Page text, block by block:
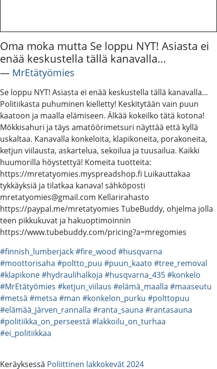
Oma moka mutta Se loppu NYT! Asiasta ei
enää keskustella tällä kanavalla...
― MrEtätyömies
Se loppu NYT! Asiasta ei enää keskustella tällä kanavalla...
Politiikasta puhuminen kielletty! Keskitytään vain puun
kaatoon ja maalla elämiseen. Älkää kokeilko tätä kotona!
Mökkisahuri ja täys amatöörimetsuri näyttää että kyllä
uskaltaa. Kanavalla konkeloita, klapikoneita, porakoneita,
ketjun viilausta, askartelua, sekoilua ja tuusailua. Kaikki
huumorilla höystettyä! Komeita tuotteita:
https://mretatyomies.myspreadshop.fi Luikauttakaa
tykkäyksiä ja tilatkaa kanava! sähköposti
mretatyomies@gmail.com Kellarirahasto
https://paypal.me/mretatyomies TubeBuddy, ohjelma jolla
teen pikkukuvat ja hakuoptimoinnin
https://www.tubebuddy.com/pricing?a=mregomies
#finnish_lumberjack#fire_wood #husqvarna
#moottorisaha #poltto_puu #puun_kaato #tree_removal
#klapikone#hydraulihalkoja #husqvarna_435#konkelo
#MrEtätyömies #ketjun_viilaus #elämä_maalla #maaseutu
#metsä #metsa #man #konkelon_purku #polttopuu
#elämää_järven_rannalla #ranta_sauna #rantasauna
#politiikka_on_perseestä #lakkoilu_on_turhaa
#ei_politiikkaa
Keräyksessä Poliittinen lakkokevät 2024